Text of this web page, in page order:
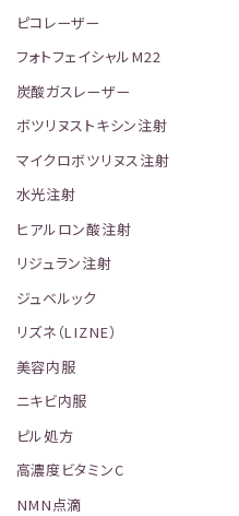
ピコレーザー
フォトフェイシャルM22
炭酸ガスレーザー
ボツリヌストキシン注射
マイクロボツリヌス注射
水光注射
ヒアルロン酸注射
リジュラン注射
ジュベルック
リズネ（LIZNE）
美容内服
ニキビ内服
ピル処方
高濃度ビタミンC
NMN点滴